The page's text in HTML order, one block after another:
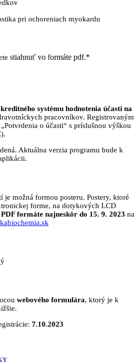
pri ochoreniach myokardu
stiahnuť vo formáte pdf.*
systému hodnotenia účasti na
pracovníkov. Registrovaným
o účasti“ s príslušnou výškou
Aktuálna verzia programu bude k
možná formou posteru. Postery, ktoré
forme, na dotykových LCD
PDF formáte najneskôr do 15. 9. 2023 na
webového formulára, ktorý je k
7.10.2023